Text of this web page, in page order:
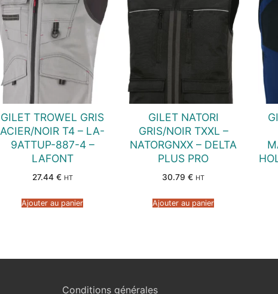
GILET TROWEL GRIS
ACIER/NOIR T4 – LA-
9ATTUP-887-4 –
LAFONT
27.44 € HT
Ajouter au panier
GILET NATORI
GRIS/NOIR TXXL –
NATORGNXX – DELTA
PLUS PRO
30.79€ HT
Ajouter au panier
Conditions générales